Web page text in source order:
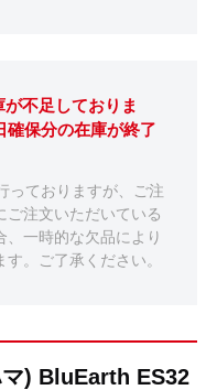
不足しておりま
確保分の在庫が終了
っておりますが、ご注
ご注文いただいている
一時的な欠品により
。ご了承ください。
) BluEarth ES32